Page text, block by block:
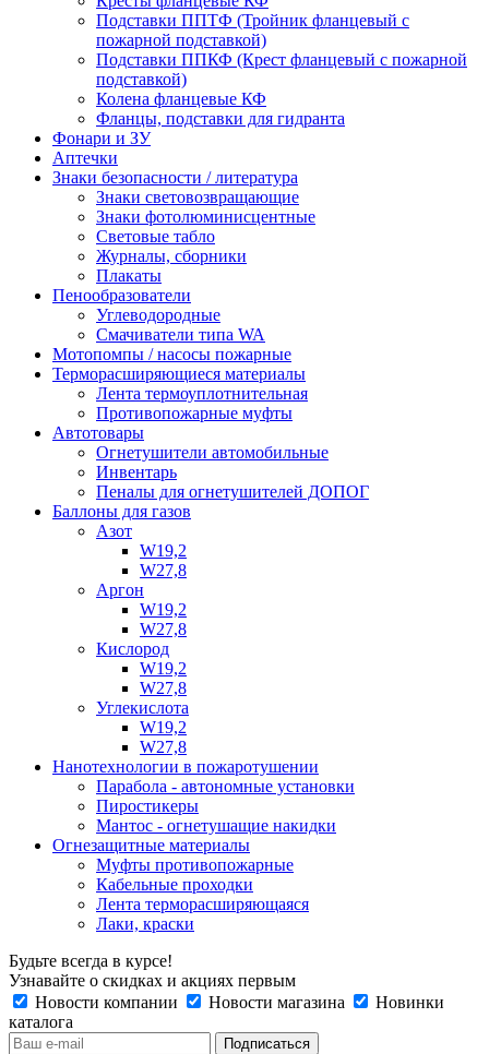
Подставки ППТФ (Тройник фланцевый с
пожарной подставкой)
Подставки ППКФ (Крест фланцевый с пожарной
подставкой)
Колена фланцевые КФ
Фланцы, подставки для гидранта
Фонари и ЗУ
Аптечки
Знаки безопасности / литература
Знаки световозвращающие
Знаки фотолюминисцентные
Световые табло
Журналы, сборники
Плакаты
Пенообразователи
Углеводородные
Смачиватели типа WA
Мотопомпы / насосы пожарные
Терморасширяющиеся материалы
Лента термоуплотнительная
Противопожарные муфты
Автотовары
Огнетушители автомобильные
Инвентарь
Пеналы для огнетушителей ДОПОГ
Баллоны для газов
Азот
W19,2
W27,8
Аргон
W19,2
W27,8
Кислород
W19,2
W27,8
Углекислота
W19,2
W27,8
Нанотехнологии в пожаротушении
Парабола - автономные установки
Пиростикеры
Мантос - огнетушащие накидки
Огнезащитные материалы
Муфты противопожарные
Кабельные проходки
Лента терморасширяющаяся
Лаки, краски
Будьте всегда в курсе!
Узнавайте о скидках и акциях первым
Новости компании
Новости магазина
Новинки
каталога